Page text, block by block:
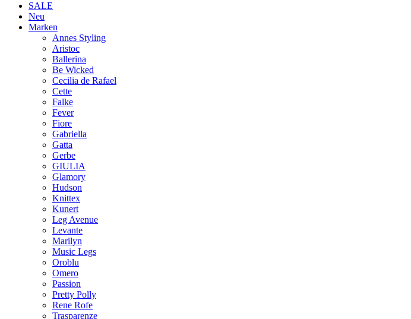
SALE
Neu
Marken
Annes Styling
Aristoc
Ballerina
Be Wicked
Cecilia de Rafael
Cette
Falke
Fever
Fiore
Gabriella
Gatta
Gerbe
GIULIA
Glamory
Hudson
Knittex
Kunert
Leg Avenue
Levante
Marilyn
Music Legs
Oroblu
Omero
Passion
Pretty Polly
Rene Rofe
Trasparenze